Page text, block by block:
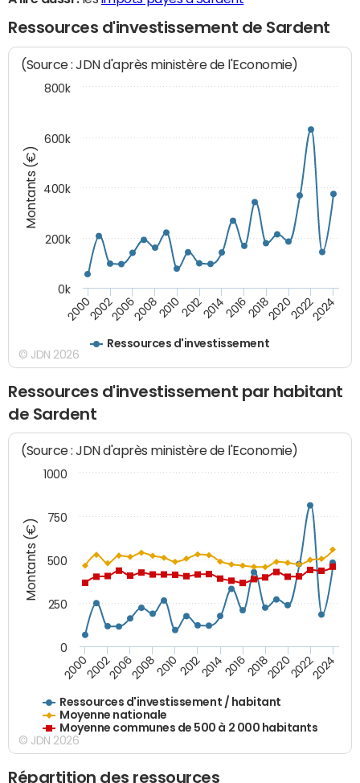
Ressources d'investissement de Sardent
Montants (€)
(Source : JDN d'après ministère de l'Economie)
Ressources d'investissement
200020022006200820102012201420162018202020222024
0k
200k
400k
600k
800k
© JDN 2026
Ressources d'investissement par habitant
de Sardent
Montants (€)
(Source : JDN d'après ministère de l'Economie)
Ressources d'investissement / habitant
Moyenne nationale
Moyenne communes de 500 à 2 000 habitants
200020022006200820102012201420162018202020222024
0
250
500
750
1000
© JDN 2026
Répartition des ressources